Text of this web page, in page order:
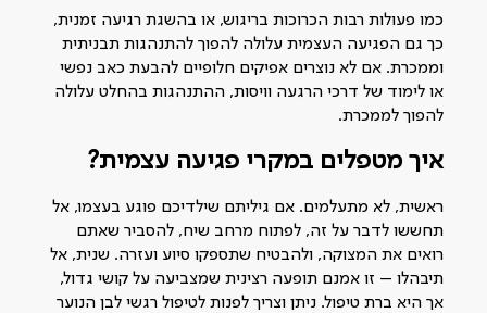
כמו פעולות רבות הכרוכות בריגוש, או בהשגת רגיעה זמנית,
כך גם הפגיעה העצמית עלולה להפוך להתנהגות תבניתית
וממכרת. אם לא נוצרים אפיקים חלופיים להבעת כאב נפשי
או לימוד של דרכי הרגעה וויסות, ההתנהגות בהחלט עלולה
להפוך לממכרת.
איך מטפלים במקרי פגיעה עצמית?
ראשית, לא מתעלמים. אם גיליתם שילדיכם פוגע בעצמו, אל
תחששו לדבר על זה, לפתוח מרחב שיח, להסביר שאתם
רואים את המצוקה, ולהבטיח שתספקו סיוע ועזרה. שנית, אל
תיבהלו – זו אמנם תופעה רצינית שמצביעה על קושי גדול,
אך היא ברת טיפול. ניתן וצריך לפנות לטיפול רגשי לבן הנוער